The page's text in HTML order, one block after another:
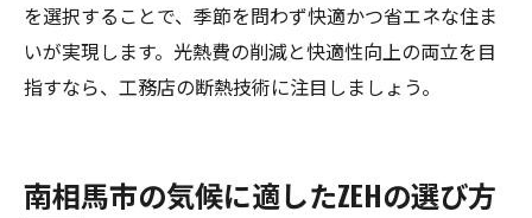
を選択することで、季節を問わず快適かつ省エネな住ま
いが実現します。光熱費の削減と快適性向上の両立を目
指すなら、工務店の断熱技術に注目しましょう。
南相馬市の気候に適したZEHの選び方